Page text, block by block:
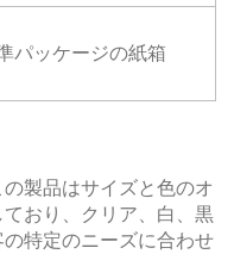
パッケージの紙箱
製品はサイズと色のオ
おり、クリア、白、黒
特定のニーズに合わせ